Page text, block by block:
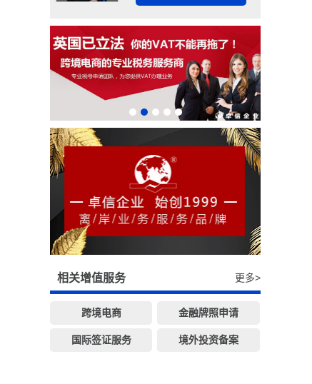
相关增值服务 更多>
跨境电商 金融牌照申请
国际签证服务 境外投资备案